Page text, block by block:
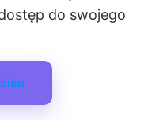
do swojego